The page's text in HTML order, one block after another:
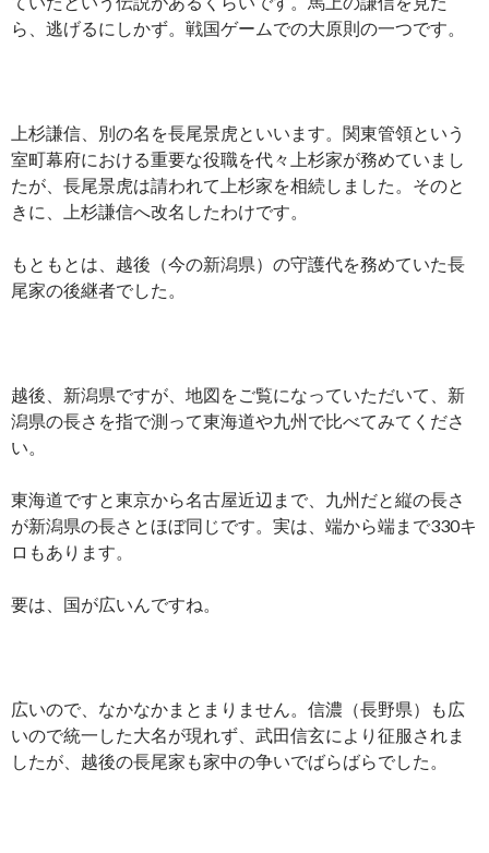
ら、逃げるにしかず。戦国ゲームでの大原則の一つです。
上杉謙信、別の名を長尾景虎といいます。関東管領という
室町幕府における重要な役職を代々上杉家が務めていまし
たが、長尾景虎は請われて上杉家を相続しました。そのと
きに、上杉謙信へ改名したわけです。
もともとは、越後（今の新潟県）の守護代を務めていた長
尾家の後継者でした。
越後、新潟県ですが、地図をご覧になっていただいて、新
潟県の長さを指で測って東海道や九州で比べてみてくださ
い。
東海道ですと東京から名古屋近辺まで、九州だと縦の長さ
が新潟県の長さとほぼ同じです。実は、端から端まで330キ
ロもあります。
要は、国が広いんですね。
広いので、なかなかまとまりません。信濃（長野県）も広
いので統一した大名が現れず、武田信玄により征服されま
したが、越後の長尾家も家中の争いでばらばらでした。